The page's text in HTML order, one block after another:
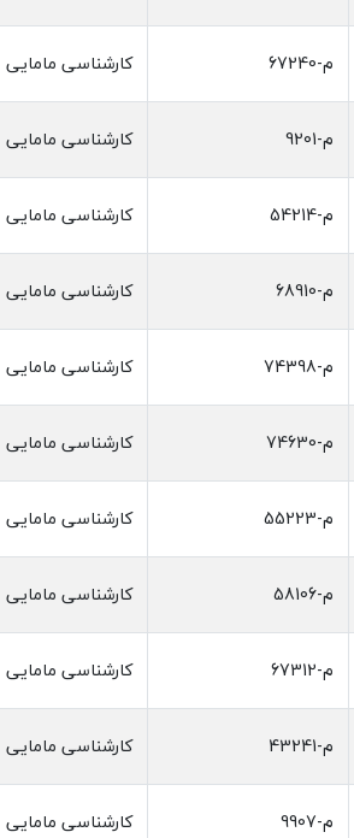
م-67240 کارشناسی مامایی
م-9201 کارشناسی مامایی
م-54214 کارشناسی مامایی
م-68910 کارشناسی مامایی
م-74398 کارشناسی مامایی
م-74630 کارشناسی مامایی
م-55223 کارشناسی مامایی
م-58106 کارشناسی مامایی
م-67312 کارشناسی مامایی
م-43241 کارشناسی مامایی
م-9907 کارشناسی مامایی